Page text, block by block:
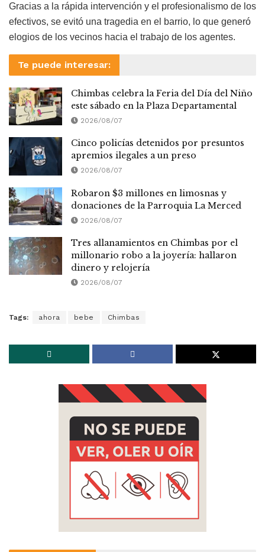
Gracias a la rápida intervención y el profesionalismo de los
efectivos, se evitó una tragedia en el barrio, lo que generó
elogios de los vecinos hacia el trabajo de los agentes.
Te puede interesar:
Chimbas celebra la Feria del Día del Niño
este sábado en la Plaza Departamental
2026/08/07
Cinco policías detenidos por presuntos
apremios ilegales a un preso
2026/08/07
Robaron $3 millones en limosnas y
donaciones de la Parroquia La Merced
2026/08/07
Tres allanamientos en Chimbas por el
millonario robo a la joyería: hallaron
dinero y relojería
2026/08/07
Tags: ahora bebe Chimbas